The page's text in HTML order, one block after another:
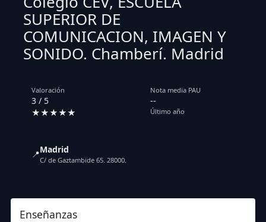
SUPERIOR DE
COMUNICACION, IMAGEN Y
SONIDO. Chamberí. Madrid
Valoración
3 / 5
★★★★★
Nota media PAU
--
Último año
📍Madrid
C/ de Gaztambide 65. 28000.
Enseñanzas